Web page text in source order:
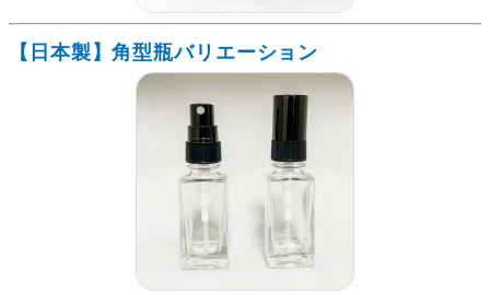
【日本製】角型瓶バリエーション